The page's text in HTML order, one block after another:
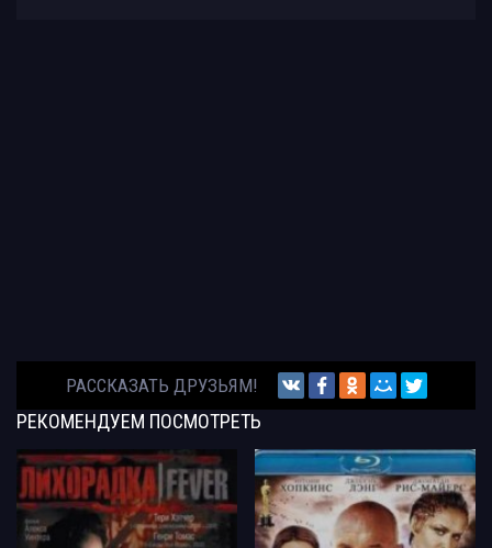
РАССКАЗАТЬ ДРУЗЬЯМ!
РЕКОМЕНДУЕМ ПОСМОТРЕТЬ